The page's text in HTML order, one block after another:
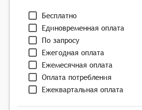
Бесплатно
Единовременная оплата
По запросу
Ежегодная оплата
Ежемесячная оплата
Оплата потребления
Ежеквартальная оплата